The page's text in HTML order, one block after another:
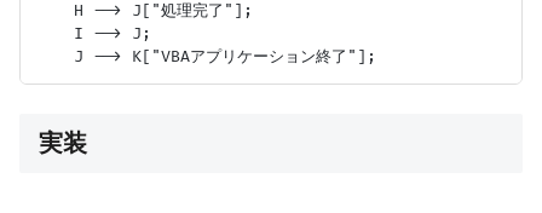
    H --> J["処理完了"];
    I --> J;
実装